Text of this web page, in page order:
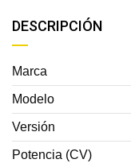
DESCRIPCIÓN
Marca
Modelo
Versión
Potencia (CV)